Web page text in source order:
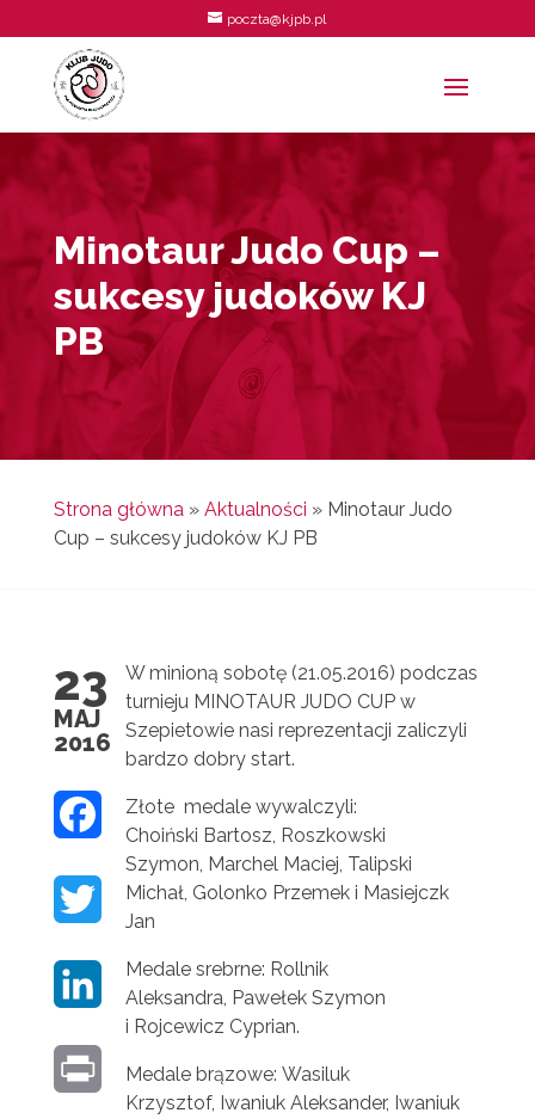
poczta@kjpb.pl
Minotaur Judo Cup –
sukcesy judoków KJ
PB
Strona główna» Aktualności » Minotaur Judo
Cup – sukcesy judoków KJ PB
23
MAJ
2016
B
O
T
W minioną sobotę (21.05.2016) podczas
turnieju MINOTAUR JUDO CUP w
Szepietowie nasi reprezentacji zaliczyli
bardzo dobry start.
Złote medale wywalczyli:
Choiński Bartosz, Roszkowski
Szymon, Marchel Maciej, Talipski
Michał, Golonko Przemek i Masiejczk
Jan
Medale srebrne: Rollnik
Aleksandra, Pawełek Szymon
i Rojcewicz Cyprian.
Medale brązowe: Wasiluk
Krzysztof, Iwaniuk Aleksander, Iwaniuk